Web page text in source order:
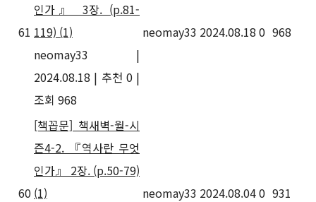
61
인가』 3장. (p.81-
119) (1)
neomay33
|
2024.08.18 | 추천 0 |
조회 968
neomay33 2024.08.18 0 968
60
[책꼽문] 책새벽-월-시
즌4-2. 『역사란 무엇
인가』 2장. (p.50-79)
(1)
neomay33 2024.08.040 931